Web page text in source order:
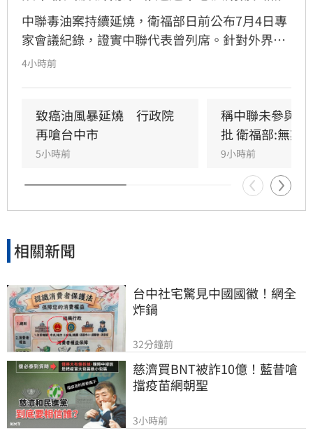
中聯毒油案持續延燒，衛福部日前公布7月4日專
家會議紀錄，證實中聯代表曾列席。針對外界質
疑，與會的台大教授蘇南維還原現場，強調專家
演變為政治議題，並解釋當初主張「20%下架標
準」是基於營養標示的務實考量。（記者：簡浩
正）
4小時前
致癌油風暴延燒　行政院
再嗆台中市
5小時前
稱中聯未參與
批 衛福部:無欺
9小時前
相關新聞
台中社宅驚見中國國徽！網全
炸鍋
32分鐘前
慈濟買BNT被詐10億！藍昔嗆
擋疫苗網朝聖
3小時前